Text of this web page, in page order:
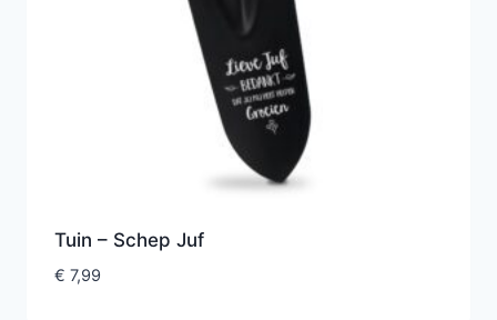
Tuin – Schep Juf
€ 7,99